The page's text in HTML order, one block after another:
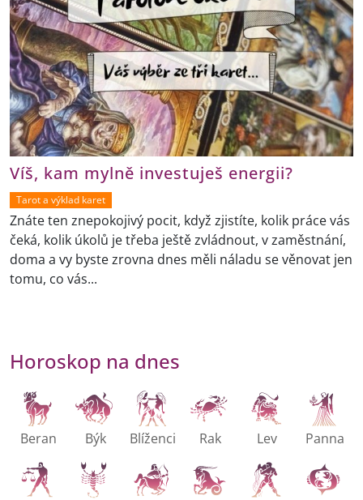
Víš, kam mylně investuješ energii?
Tarot a výklad karet
Znáte ten znepokojivý pocit, když zjistíte, kolik práce vás
čeká, kolik úkolů je třeba ještě zvládnout, v zaměstnání,
doma a vy byste zrovna dnes měli náladu se věnovat jen
tomu, co vás...
Horoskop na dnes
Beran Býk Blíženci Rak Lev Panna